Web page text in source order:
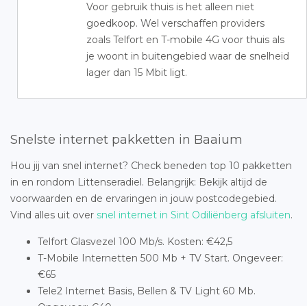
Voor gebruik thuis is het alleen niet
goedkoop. Wel verschaffen providers
zoals Telfort en T-mobile 4G voor thuis als
je woont in buitengebied waar de snelheid
lager dan 15 Mbit ligt.
Snelste internet pakketten in Baaium
Hou jij van snel internet? Check beneden top 10 pakketten
in en rondom Littenseradiel. Belangrijk: Bekijk altijd de
voorwaarden en de ervaringen in jouw postcodegebied.
Vind alles uit over snel internet in Sint Odiliënberg afsluiten.
Telfort Glasvezel 100 Mb/s. Kosten: €42,5
T-Mobile Internetten 500 Mb + TV Start. Ongeveer:
€65
Tele2 Internet Basis, Bellen & TV Light 60 Mb.